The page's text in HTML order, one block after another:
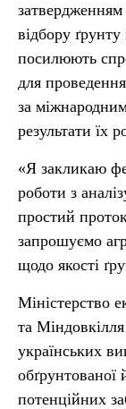
відбору
посилюють
для проведення
за
результати їх
«Я закликаю
роботи з
простий
запрошуємо
щодо якості
Міністерство
та
українських
обґрунтованої
потенційних